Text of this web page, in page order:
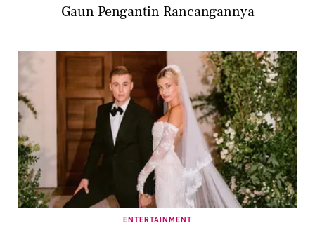
Gaun Pengantin Rancangannya
ENTERTAINMENT